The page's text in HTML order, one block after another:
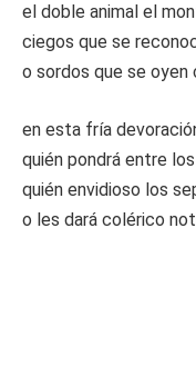
el doble animal el
ciegos que se
o sordos que se oyen
en esta fría
quién pondrá entre
quién envidioso los
o les dará colérico